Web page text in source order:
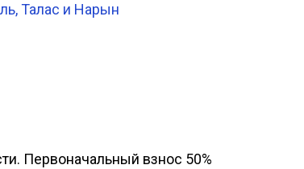
Талас и Нарын
Первоначальный взнос 50%